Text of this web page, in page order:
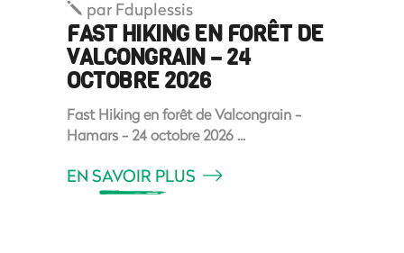
par Fduplessis
FAST HIKING EN FORÊT DE
VALCONGRAIN – 24
OCTOBRE 2026
Fast Hiking en forêt de Valcongrain -
Hamars - 24 octobre 2026
EN SAVOIR PLUS